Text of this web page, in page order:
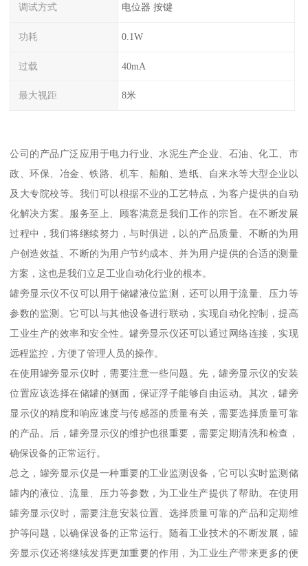
调试方式 电位器 按键
功耗 0.1W
过载 40mA
最大视距 8米
公司的产品广泛应用于电力行业、水泥生产企业、石油、化工、市
政、环保、冶金、铁路、机车、船舶、造纸、自来水等大型企业以
及大专院校等。我们可以根据不业的工艺特点，为客户提供的自动
化解决方案。服务至上、顾客满意是我们工作的宗旨。在不断发展
过程中，我们将继续努力，与时俱进，以的产品质量、不断的为用
户创造效益、不断的为用户节约成本、并为用户提供的合适的测量
方案，这也是我们立足工业自动化行业的根本。
罐旁显示仪不仅可以用于储罐液位监测，还可以用于流量、压力等
参数的监测。它可以与其他设备进行联动，实现自动化控制，提高
工业生产的效率和安全性。罐旁显示仪还可以通过网络连接，实现
远程监控，方便了管理人员的操作。
在使用罐旁显示仪时，需要注意一些问题。先，罐旁显示仪的安装
位置应该选择在储罐的侧面，保证浮子能够自由运动。其次，罐旁
显示仪的精度和响应速度与传感器的质量有关，需要选择质量可靠
的产品。后，罐旁显示仪的维护也很重要，需要定期清洗和检查，
确保设备的正常运行。
总之，罐旁显示仪是一种重要的工业监测设备，它可以实时监测储
罐内的液位、流量、压力等参数，为工业生产提供了帮助。在使用
罐旁显示仪时，需要注意安装位置、选择质量可靠的产品和定期维
护等问题，以确保设备的正常运行。随着工业技术的不断发展，罐
旁显示仪还将继续发挥更加重要的作用，为工业生产带来更多的便